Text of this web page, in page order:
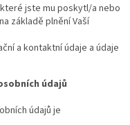
jste mu poskytl/a nebo
základě plnění Vaší
a kontaktní údaje a údaje
údajů
údajů je